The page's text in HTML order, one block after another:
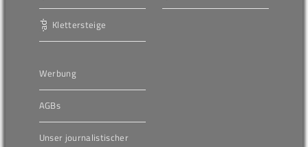
Klettersteige
Werbung
AGBs
Unser journalistischer